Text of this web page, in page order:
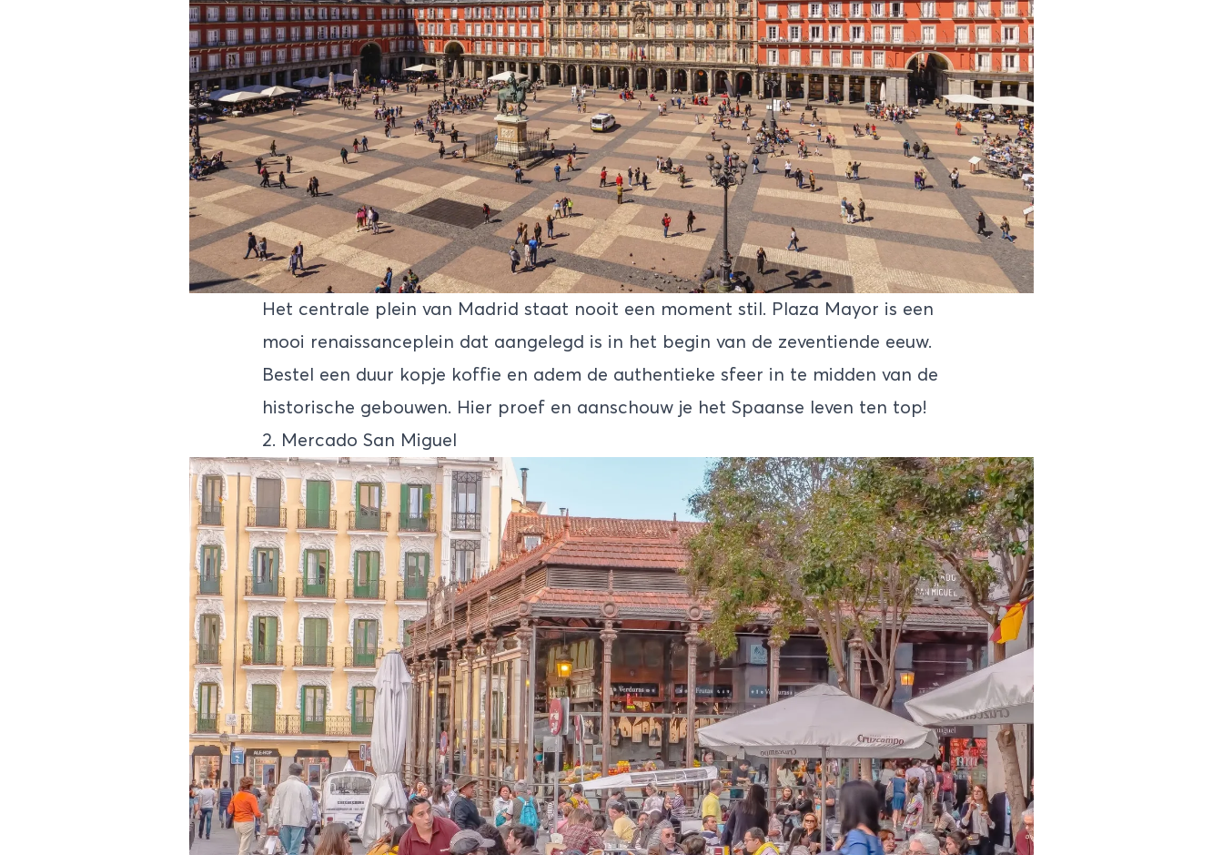
Het centrale plein van Madrid staat nooit een moment stil. Plaza Mayor is een
mooi renaissanceplein dat aangelegd is in het begin van de zeventiende eeuw.
Bestel een duur kopje koffie en adem de authentieke sfeer in te midden van de
historische gebouwen. Hier proef en aanschouw je het Spaanse leven ten top!
2. Mercado San Miguel